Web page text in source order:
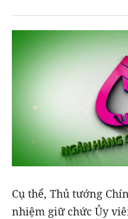
Cụ thể, Thủ tướng
nhiệm giữ chức Ủy